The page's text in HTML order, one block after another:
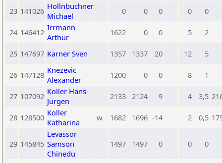
23 141026 Hollnbuchner
Michael
0 0 0 0 0
24 146412 Irrmann
Arthur
1622 0 0 5 2
25 147697 Karner Sven 1357 1337 20 12 5
26 147128 Knezevic
Alexander
1200 0 0 8 1
27 107092 Koller Hans-
Jürgen
2133 2124 9 4 3,5
28 128500 Koller
Katharina
w 1682 1696 -14 2 0,5
29 145845
Levassor
Samson
Chinedu
1497 1497 0 0 0